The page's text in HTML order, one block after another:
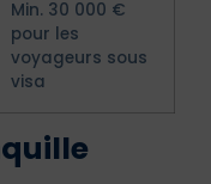
Min. 30 000 €
pour les
voyageurs sous
visa